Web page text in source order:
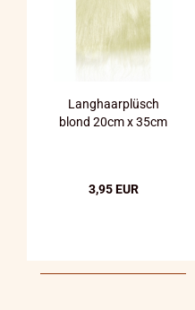
Langhaarplüsch
blond 20cm x 35cm
3,95 EUR